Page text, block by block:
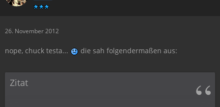
26. November 2012
nope, chuck testa... die sah folgendermaßen aus:
Zitat